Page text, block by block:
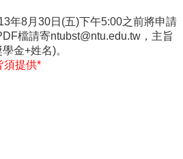
年8月30日(五)下午5:00之前將申請
檔請寄ntubst@ntu.edu.tw，主旨
金+姓名)。
須提供*